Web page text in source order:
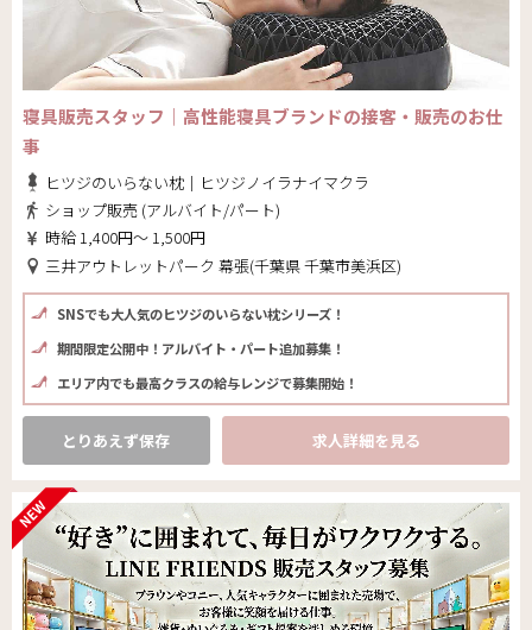
寝具販売スタッフ｜高性能寝具ブランドの接客・販売のお仕
事
ヒツジのいらない枕｜ヒツジノイラナイマクラ
ショップ販売 (アルバイト/パート)
時給 1,400円～ 1,500円
三井アウトレットパーク 幕張(千葉県 千葉市美浜区)
SNSでも大人気のヒツジのいらない枕シリーズ！
期間限定公開中！アルバイト・パート追加募集！
エリア内でも最高クラスの給与レンジで募集開始！
とりあえず保存 求人詳細を見る